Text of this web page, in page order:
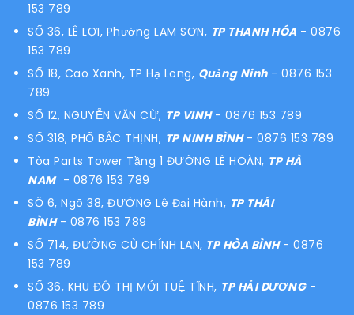
153 789
SỐ 36, LÊ LỢI, Phường LAM SƠN, TP THANH HÓA - 0876
153 789
SỐ 18, Cao Xanh, TP Hạ Long, Quảng Ninh- 0876 153
789
SỐ 12, NGUYỄN VĂN CỪ, TP VINH- 0876 153 789
SỐ 318, PHỐ BẮC THỊNH, TP NINH BÌNH- 0876 153 789
Tòa Parts Tower Tầng 1 ĐƯỜNG LÊ HOÀN, TP HÀ
NAM - 0876 153 789
SỐ 6, Ngõ 38, ĐƯỜNG Lê Đại Hành, TP THÁI
BÌNH- 0876 153 789
SỐ 714, ĐƯỜNG CÙ CHÍNH LAN, TP HÒA BÌNH- 0876
153 789
SỐ 36, KHU ĐÔ THỊ MỚI TUỆ TĨNH, TP HẢI DƯƠNG-
0876 153 789